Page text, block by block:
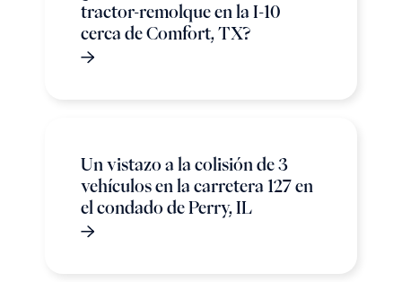
tractor-remolque en la I-10
cerca de Comfort, TX?
Un vistazo a la colisión de 3
vehículos en la carretera 127 en
el condado de Perry, IL